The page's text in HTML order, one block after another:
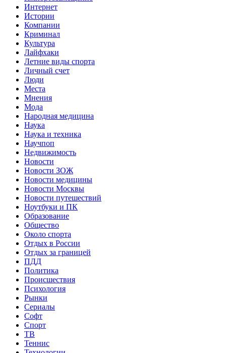
Интернет
Истории
Компании
Криминал
Культура
Лайфхаки
Летние виды спорта
Личный счет
Люди
Места
Мнения
Мода
Народная медицина
Наука
Наука и техника
Научпоп
Недвижимость
Новости
Новости ЗОЖ
Новости медицины
Новости Москвы
Новости путешествий
Ноутбуки и ПК
Образование
Общество
Около спорта
Отдых в России
Отдых за границей
ПДД
Политика
Происшествия
Психология
Рынки
Сериалы
Софт
Спорт
ТВ
Теннис